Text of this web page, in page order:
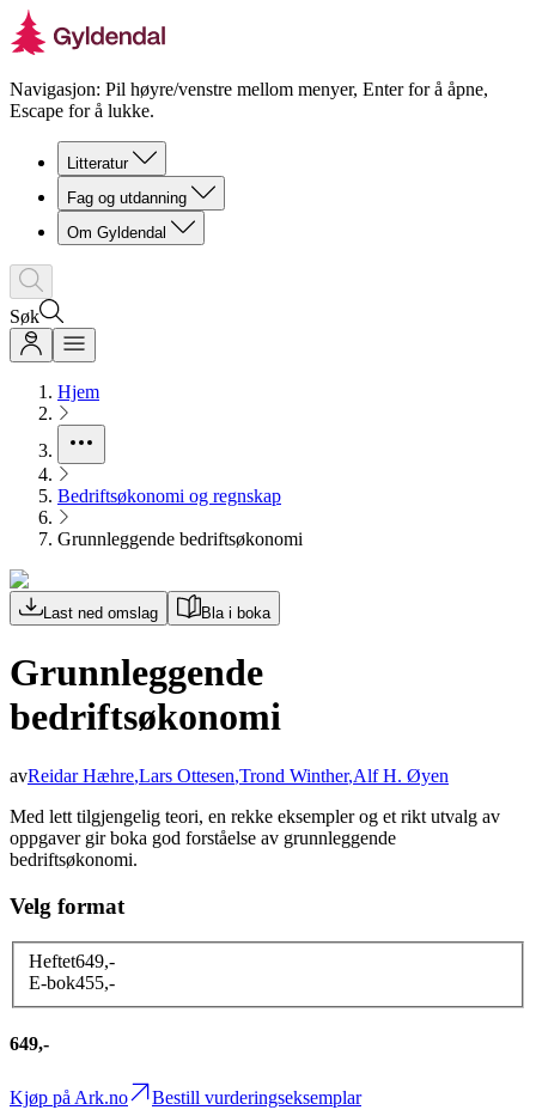
Navigasjon: Pil høyre/venstre mellom menyer, Enter for å åpne,
Escape for å lukke.
Litteratur
Fag og utdanning
Om Gyldendal
Søk
Hjem
Bedriftsøkonomi og regnskap
Grunnleggende bedriftsøkonomi
Last ned omslag Bla i boka
Grunnleggende
bedriftsøkonomi
avReidar Hæhre,Lars Ottesen,Trond Winther,Alf H. Øyen
Med lett tilgjengelig teori, en rekke eksempler og et rikt utvalg av
oppgaver gir boka god forståelse av grunnleggende
bedriftsøkonomi.
Velg format
Heftet649,-
E-bok455,-
649,-
Kjøp på Ark.no Bestill vurderingseksemplar